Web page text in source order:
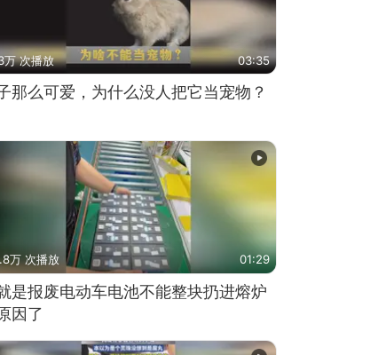
万 次播放 03:35
那么可爱，为什么没人把它当宠物？
万 次播放 01:29
是报废电动车电池不能整块扔进熔炉
因了